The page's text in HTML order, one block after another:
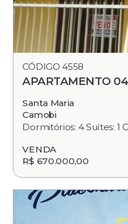
CÓDIGO 4558
APARTAMENTO
Santa Maria
Camobi
Dormitórios: 4 Suítes: 1
VENDA
R$ 670.000,00